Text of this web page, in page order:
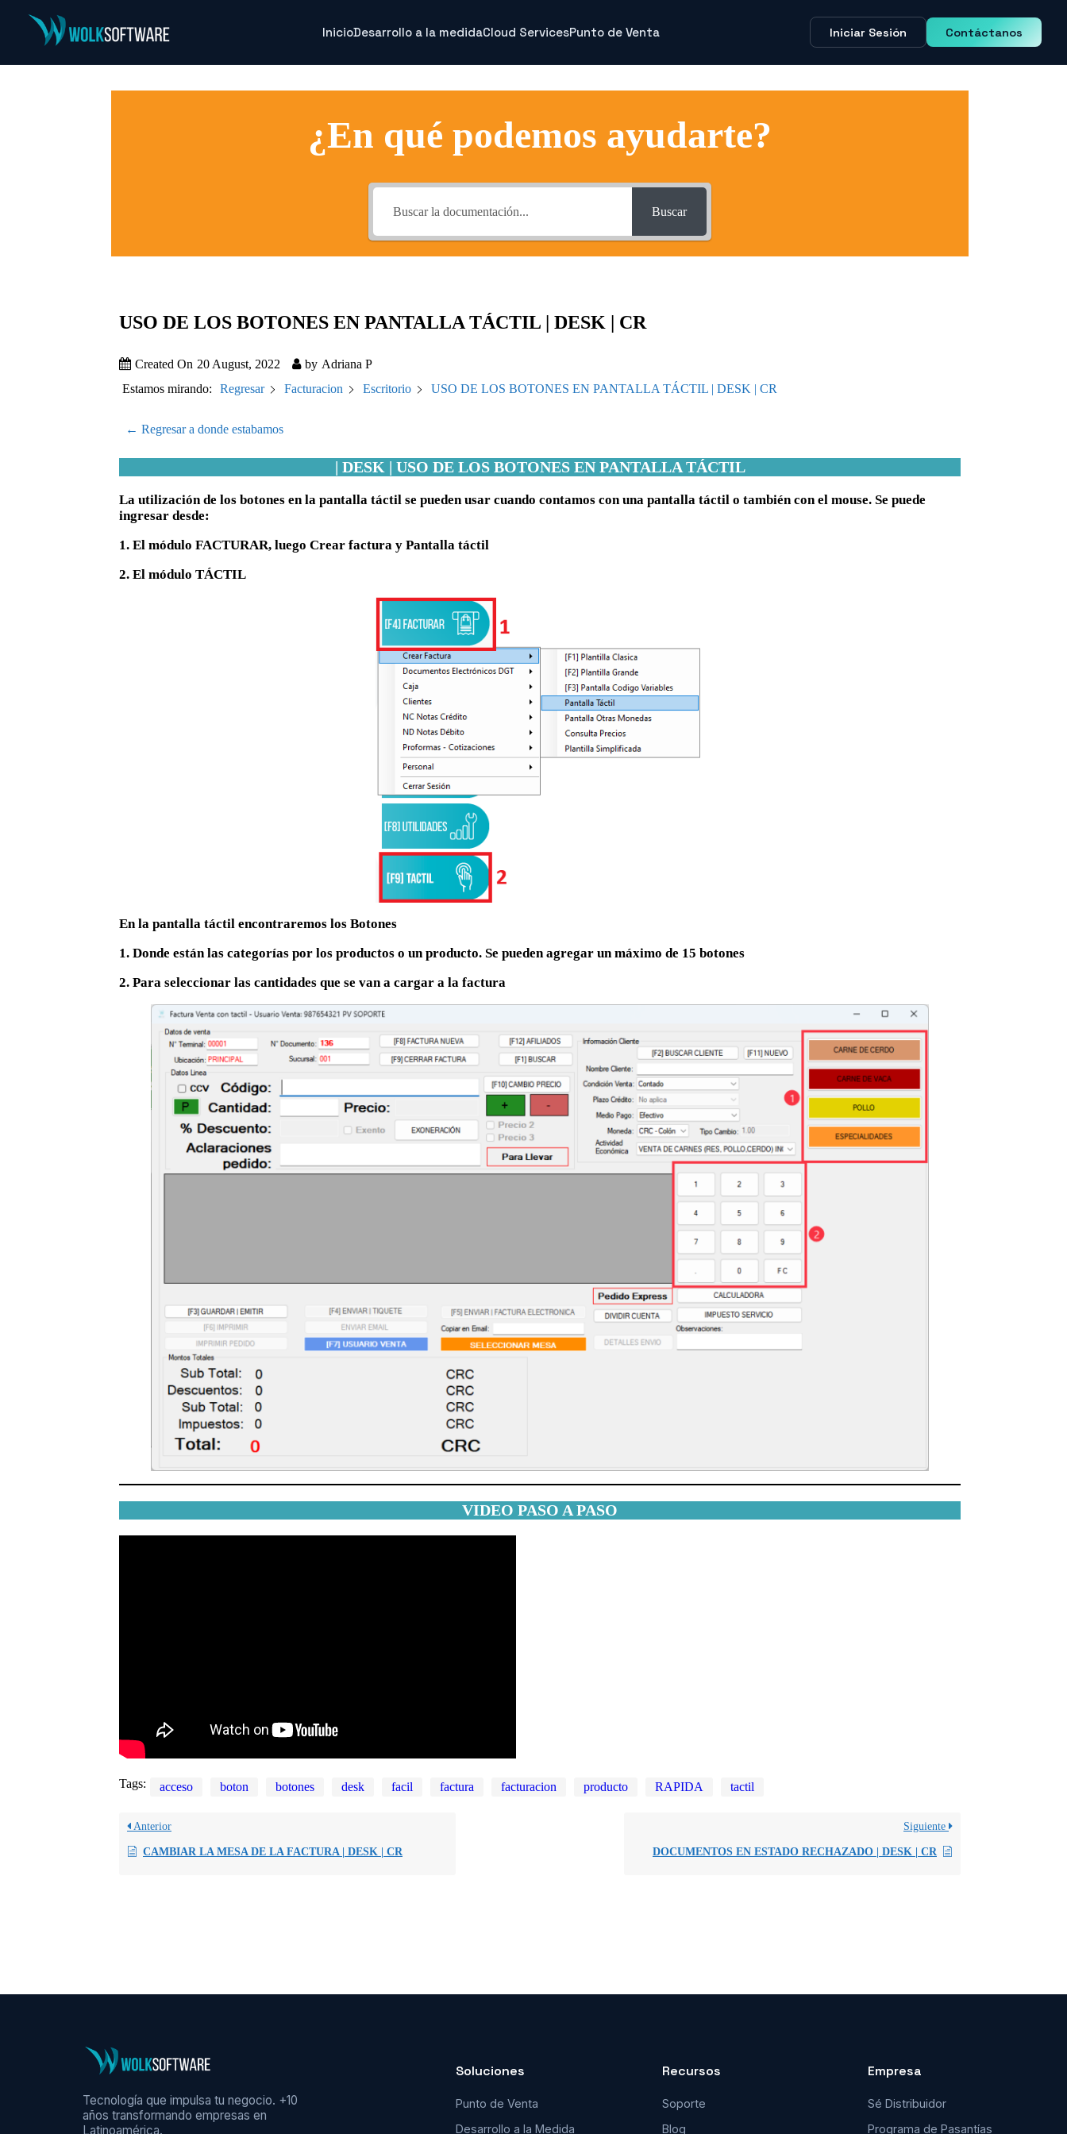
InicioDesarrollo a la medidaCloud ServicesPunto de Venta Iniciar Sesión Contáctanos
¿En qué podemos ayudarte?
Buscar
USO DE LOS BOTONES EN PANTALLA TÁCTIL | DESK | CR
Created On 20 August, 2022 by Adriana P
Estamos mirando:
Regresar Facturacion Escritorio USO DE LOS BOTONES EN PANTALLA TÁCTIL | DESK | CR
← Regresar a donde estabamos
| DESK | USO DE LOS BOTONES EN PANTALLA TÁCTIL
La utilización de los botones en la pantalla táctil se pueden usar cuando contamos con una pantalla táctil o también con el mouse. Se puede
ingresar desde:
1. El módulo FACTURAR, luego Crear factura y Pantalla táctil
2. El módulo TÁCTIL
En la pantalla táctil encontraremos los Botones
1. Donde están las categorías por los productos o un producto. Se pueden agregar un máximo de 15 botones
2. Para seleccionar las cantidades que se van a cargar a la factura
VIDEO PASO A PASO
Tags: acceso boton botones desk facil factura facturacion producto RAPIDA tactil
Anterior
CAMBIAR LA MESA DE LA FACTURA | DESK | CR
Siguiente
DOCUMENTOS EN ESTADO RECHAZADO | DESK | CR
Tecnología que impulsa tu negocio. +10
años transformando empresas en
Latinoamérica.
Soluciones
Punto de Venta
Desarrollo a la Medida
Recursos
Soporte
Blog
Empresa
Sé Distribuidor
Programa de Pasantías